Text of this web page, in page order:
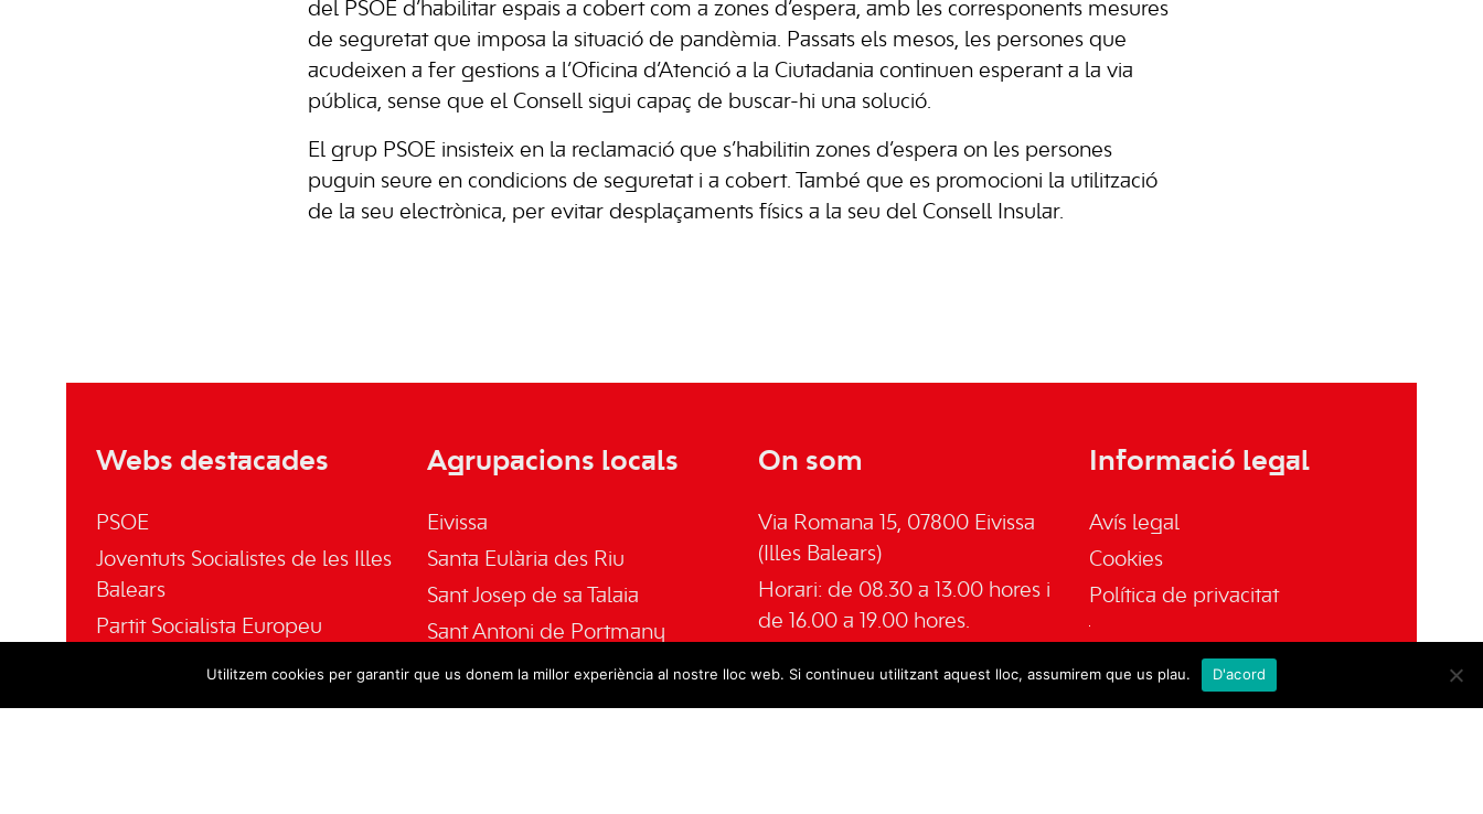
del PSOE d’habilitar espais a cobert com a zones d’espera, amb les corresponents mesures
de seguretat que imposa la situació de pandèmia. Passats els mesos, les persones que
acudeixen a fer gestions a l’Oficina d’Atenció a la Ciutadania continuen esperant a la via
pública, sense que el Consell sigui capaç de buscar-hi una solució.
El grup PSOE insisteix en la reclamació que s’habilitin zones d’espera on les persones
puguin seure en condicions de seguretat i a cobert. També que es promocioni la utilització
de la seu electrònica, per evitar desplaçaments físics a la seu del Consell Insular.
Webs destacades
PSOE
Joventuts Socialistes de les Illes
Balears
Partit Socialista Europeu
Agrupacions locals
Eivissa
Santa Eulària des Riu
Sant Josep de sa Talaia
Sant Antoni de Portmany
Sant Joan de Labritja
On som
Via Romana 15, 07800 Eivissa
(Illes Balears)
Horari: de 08.30 a 13.00 hores i
de 16.00 a 19.00 hores.
Informació legal
Avís legal
Cookies
Política de privacitat
Utilitzem cookies per garantir que us donem la millor experiència al nostre lloc web. Si continueu utilitzant aquest lloc, assumirem que us plau. D'acord